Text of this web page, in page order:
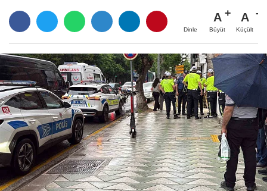
Dinle
A
Büyüt
A
Küçült